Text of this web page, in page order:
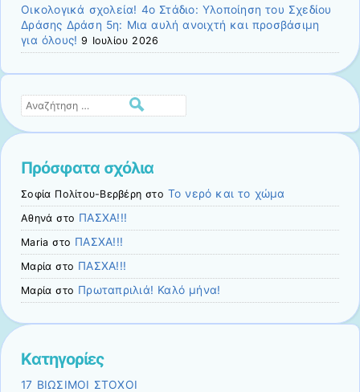
Οικολογικά σχολεία! 4ο Στάδιο: Υλοποίηση του Σχεδίου
Δράσης Δράση 5η: Μια αυλή ανοιχτή και προσβάσιμη
για όλους! 9 Ιουλίου 2026
Αναζήτηση
Πρόσφατα σχόλια
Σοφία Πολίτου-Βερβέρη στο Το νερό και το χώμα
Αθηνά στο ΠΑΣΧΑ!!!
Maria στο ΠΑΣΧΑ!!!
Μαρία στο ΠΑΣΧΑ!!!
Μαρία στο Πρωταπριλιά! Καλό μήνα!
Kατηγορίες
17 ΒΙΩΣΙΜΟΙ ΣΤΟΧΟΙ